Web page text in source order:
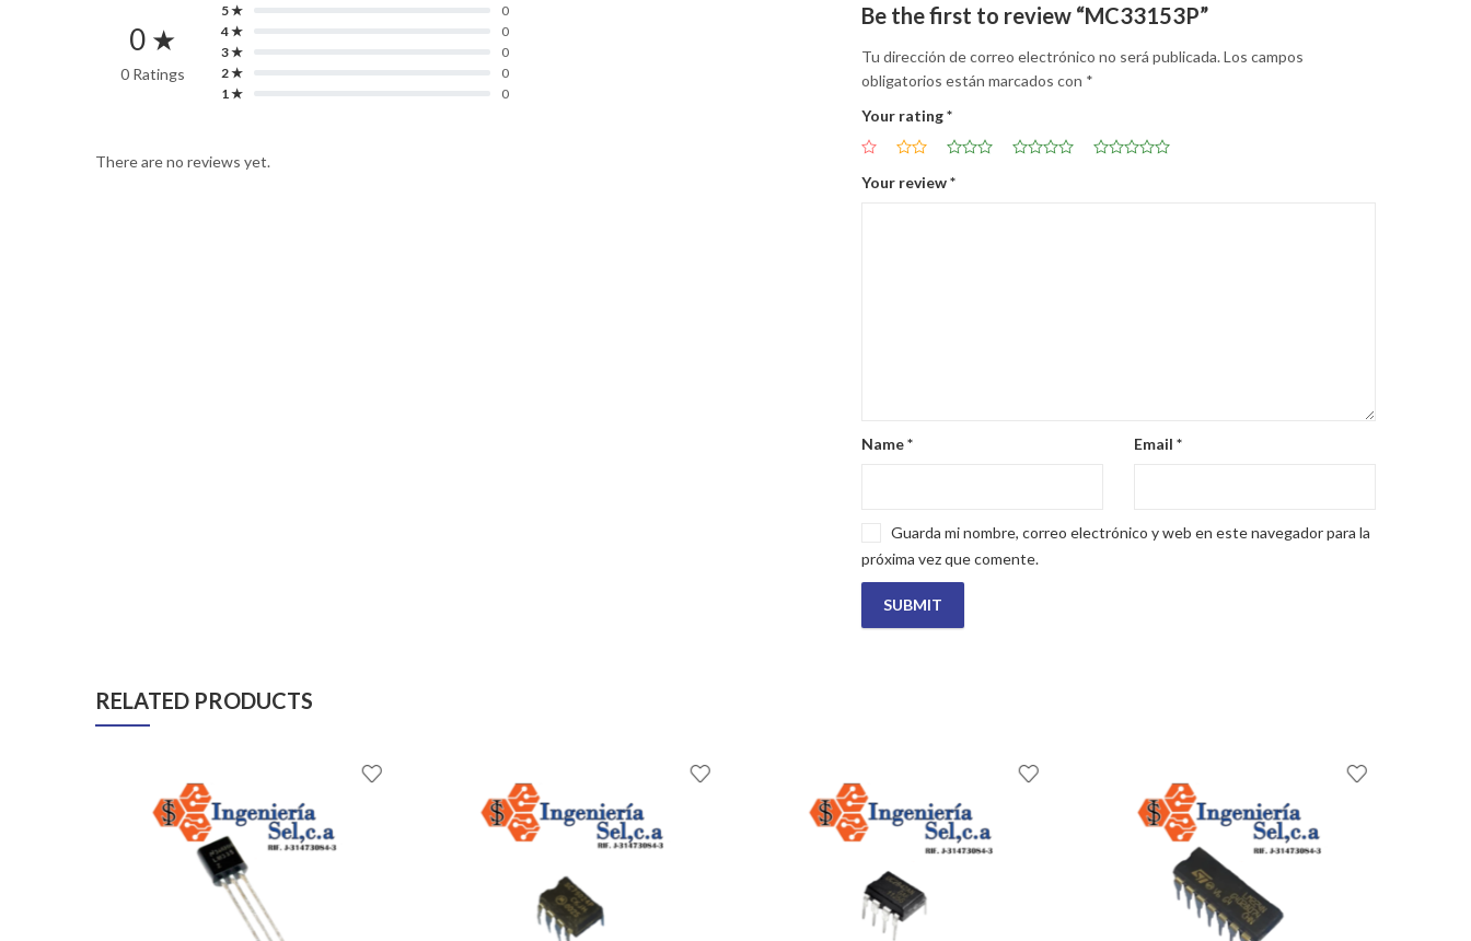
0 ★
0 Ratings
5 ★
0
4 ★
0
3 ★
0
2 ★
0
1 ★
0
There are no reviews yet.
Be the first to review “MC33153P”
Tu dirección de correo electrónico no será publicada.Los campos
obligatorios están marcados con *
Your rating*
Your review*
Name* Email *
Guarda mi nombre, correo electrónico y web en este navegador para la
próxima vez que comente.
RELATED PRODUCTS